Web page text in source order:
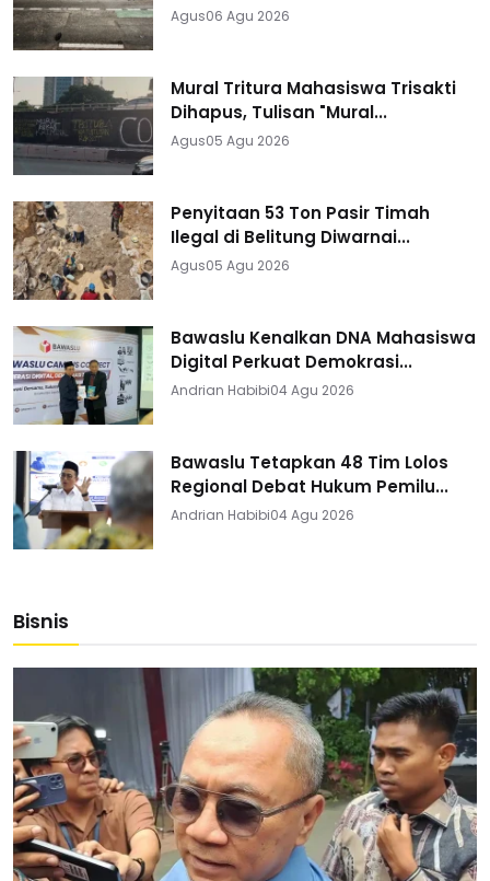
Agus06 Agu 2026
Mural Tritura Mahasiswa Trisakti
Dihapus, Tulisan "Mural...
Agus05 Agu 2026
Penyitaan 53 Ton Pasir Timah
Ilegal di Belitung Diwarnai...
Agus05 Agu 2026
Bawaslu Kenalkan DNA Mahasiswa
Digital Perkuat Demokrasi...
Andrian Habibi04 Agu 2026
Bawaslu Tetapkan 48 Tim Lolos
Regional Debat Hukum Pemilu...
Andrian Habibi04 Agu 2026
Bisnis